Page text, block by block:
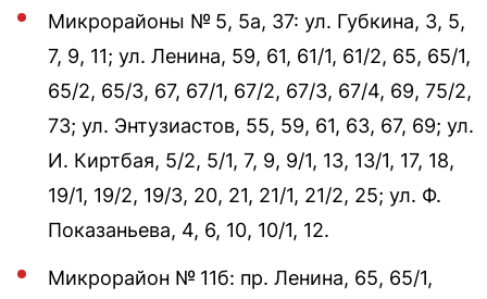
Микрорайоны № 5, 5а, 37: ул. Губкина, 3, 5,
7, 9, 11; ул. Ленина, 59, 61, 61/1, 61/2, 65, 65/1,
65/2, 65/3, 67, 67/1, 67/2, 67/3, 67/4, 69, 75/2,
73; ул. Энтузиастов, 55, 59, 61, 63, 67, 69; ул.
И. Киртбая, 5/2, 5/1, 7, 9, 9/1, 13, 13/1, 17, 18,
19/1, 19/2, 19/3, 20, 21, 21/1, 21/2, 25; ул. Ф.
Показаньева, 4, 6, 10, 10/1, 12.
Микрорайон № 11б: пр. Ленина, 65, 65/1,